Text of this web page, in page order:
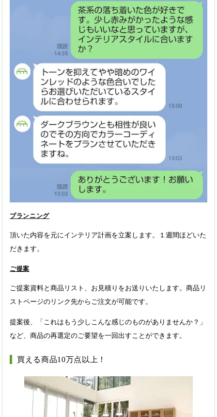
プランニング
頂いた内容を元にインテリア計画を立案します。１週間ほどいた
だきます。
ご提案
ご提案資料と商品リスト、お見積りをお送りいたします。商品リ
ストページのリンク先からご注文が可能です。
提案後、「これはもう少しこんな感じのものがありませんか？」
など、商品の再選定のご要望を一回出すことができます。
買える商品10万点以上！